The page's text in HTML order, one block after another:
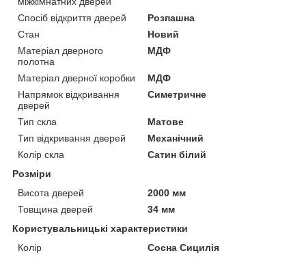
Спосіб відкриття дверей
Розпашна
Стан
Новий
Матеріал дверного
полотна
МДФ
Матеріал дверної коробки
МДФ
Напрямок відкривання
дверей
Симетричне
Тип скла
Матове
Тип відкривання дверей
Механічний
Колір скла
Сатин білий
Розміри
Висота дверей
2000 мм
Товщина дверей
34 мм
Користувальницькі характеристики
Колір
Сосна Сицилія